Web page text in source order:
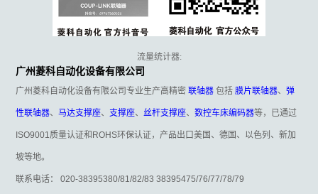
流量统计器:
广州菱科自动化设备有限公司
广州菱科自动化设备有限公司专业生产高精密联轴器 包括膜片联轴器、弹
性联轴器、马达支撑座、 支撑座、 丝杆支撑座、数控车床编码器等，已通过
ISO9001质量认证和ROHS环保认证，产品出口美国、德国、以色列、新加
坡等地。
联系电话： 020-38395380/81/82/83 38395475/76/77/78/79